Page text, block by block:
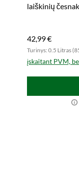
laiškinių
42,99 €
Turinys: 0.5 Litras
įskaitant PVM,